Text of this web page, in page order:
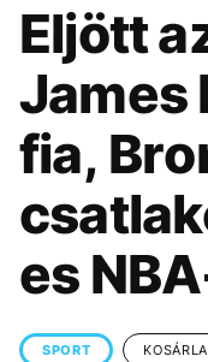
ZENE
KULTÚRA
FILM + SOROZAT
SPORT
ÉLETMÓD
BESZÉLGETÉSEK
FIDESZ
ENERGIAVÁLSÁG
SEBESTYÉN
CHRISTOPHER
NOLAN
Eljött
James
fia,
es
SPORT